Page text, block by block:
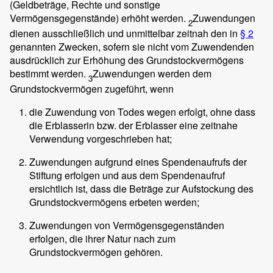
(Geldbeträge, Rechte und sonstige
Vermögensgegenstände) erhöht werden. 2Zuwendungen
dienen ausschließlich und unmittelbar zeitnah den in § 2
genannten Zwecken, sofern sie nicht vom Zuwendenden
ausdrücklich zur Erhöhung des Grundstockvermögens
bestimmt werden. 3Zuwendungen werden dem
Grundstockvermögen zugeführt, wenn
die Zuwendung von Todes wegen erfolgt, ohne dass
die Erblasserin bzw. der Erblasser eine zeitnahe
Verwendung vorgeschrieben hat;
Zuwendungen aufgrund eines Spendenaufrufs der
Stiftung erfolgen und aus dem Spendenaufruf
ersichtlich ist, dass die Beträge zur Aufstockung des
Grundstockvermögens erbeten werden;
Zuwendungen von Vermögensgegenständen
erfolgen, die ihrer Natur nach zum
Grundstockvermögen gehören.